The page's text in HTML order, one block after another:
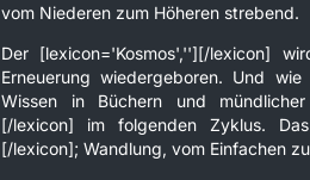
vom Niederen zum Höheren strebend.
Der [lexicon='Kosmos',''][/lexicon]
Erneuerung wiedergeboren. Und
Wissen in Büchern und
[/lexicon] im folgenden Zyklus.
[/lexicon]; Wandlung, vom Einfachen